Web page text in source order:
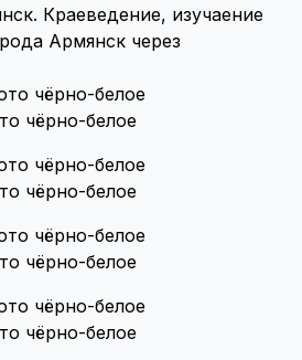
Краеведение, изучаение
Армянск через
чёрно-белое
чёрно-белое
чёрно-белое
чёрно-белое